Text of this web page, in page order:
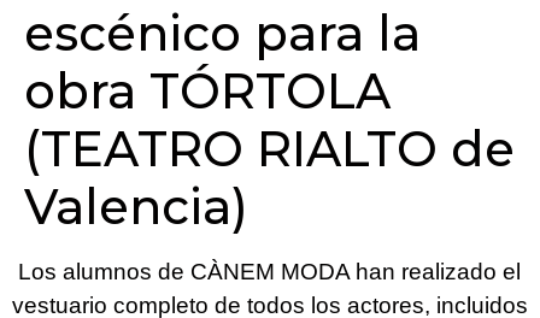
escénico para la
obra TÓRTOLA
(TEATRO RIALTO de
Valencia)
Los alumnos de CÀNEM MODA han realizado el
vestuario completo de todos los actores, incluidos